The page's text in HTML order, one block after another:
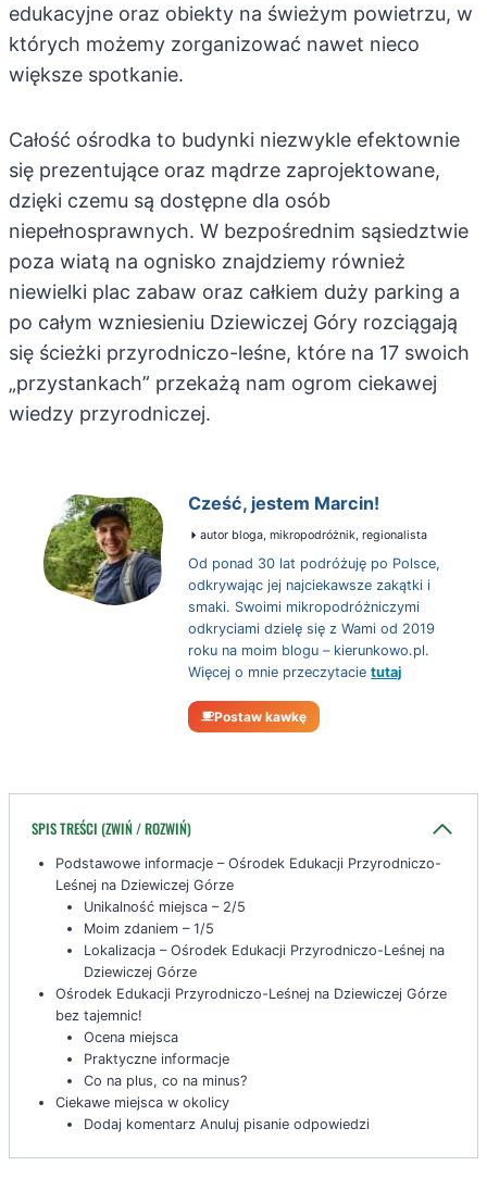
edukacyjne oraz obiekty na świeżym powietrzu, w
których możemy zorganizować nawet nieco
większe spotkanie.
Całość ośrodka to budynki niezwykle efektownie
się prezentujące oraz mądrze zaprojektowane,
dzięki czemu są dostępne dla osób
niepełnosprawnych. W bezpośrednim sąsiedztwie
poza wiatą na ognisko znajdziemy również
niewielki plac zabaw oraz całkiem duży parking a
po całym wzniesieniu Dziewiczej Góry rozciągają
się ścieżki przyrodniczo-leśne, które na 17 swoich
„przystankach” przekażą nam ogrom ciekawej
wiedzy przyrodniczej.
Cześć, jestem Marcin!
autor bloga, mikropodróżnik, regionalista
Od ponad 30 lat podróżuję po Polsce,
odkrywając jej najciekawsze zakątki i
smaki. Swoimi mikropodróżniczymi
odkryciami dzielę się z Wami od 2019
roku na moim blogu – kierunkowo.pl.
Więcej o mnie przeczytacietutaj
Postaw kawkę
SPIS TREŚCI (ZWIŃ / ROZWIŃ)
Podstawowe informacje – Ośrodek Edukacji Przyrodniczo-
Leśnej na Dziewiczej Górze
Unikalność miejsca – 2/5
Moim zdaniem – 1/5
Lokalizacja – Ośrodek Edukacji Przyrodniczo-Leśnej na
Dziewiczej Górze
Ośrodek Edukacji Przyrodniczo-Leśnej na Dziewiczej Górze
bez tajemnic!
Ocena miejsca
Praktyczne informacje
Co na plus, co na minus?
Ciekawe miejsca w okolicy
Dodaj komentarz Anuluj pisanie odpowiedzi